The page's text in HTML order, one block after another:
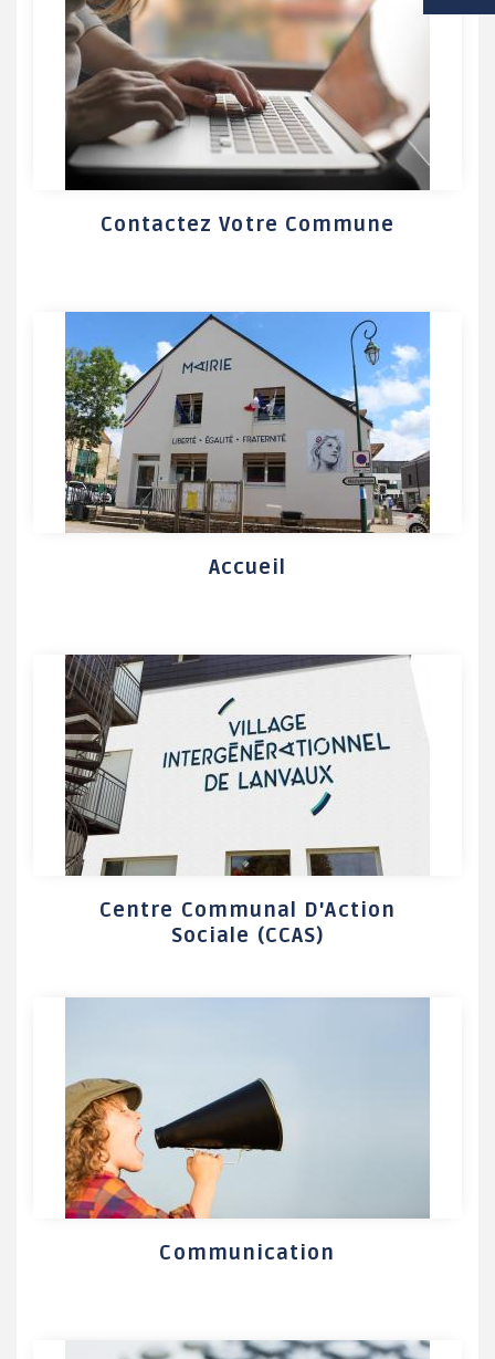
VIE SCOLAIRE
SOCIAL / SOLIDARITÉ
SANTÉ
Contactez Votre Commune
Accueil
Centre Communal D'Action
Sociale (CCAS)
Communication